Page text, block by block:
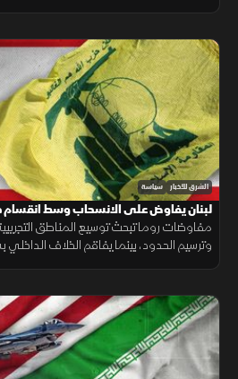
الشرق للأخبار سياسة
لبنان يفاوض على الانسحاب وسط انقسام
مفاوضات روما تبحث توسيع المناطق
وترسيم الحدود، بينما يفاقم الخلاف